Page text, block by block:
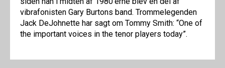
vibrafonisten Gary Burtons band. Trommelegenden
Jack DeJohnette har sagt om Tommy Smith: “One of
the important voices in the tenor players today”.